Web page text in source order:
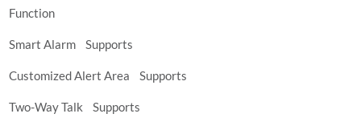
Function
Smart Alarm Supports
Customized Alert Area Supports
Two-Way Talk Supports